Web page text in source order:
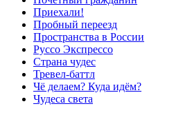
Приехали!
Пробный переезд
Пространства в России
Руссо Экспрессо
Страна чудес
Тревел-баттл
Чё делаем? Куда идём?
Чудеса света